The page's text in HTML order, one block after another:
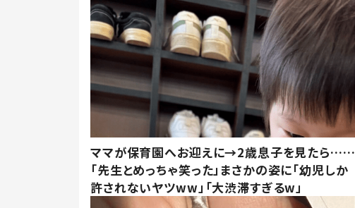
ママが保育園へお迎えに→2歳息子を見たら……
「先生とめっちゃ笑った」まさかの姿に「幼児しか
許されないヤツww」「大渋滞すぎるw」